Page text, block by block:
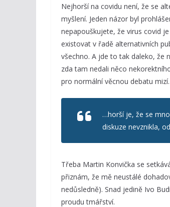
Nejhorší na covidu není, že se
myšlení. Jeden názor byl
nepapouškujete, že virus covid
existovat v řadě alternativních
všechno. A jde to tak daleko, že
zda tam nedali něco
pro normální věcnou debatu mizí.
…horší je, že se
diskuze nevznikla,
Třeba Martin Konvička se
přiznám, že mě neustálé
nedůsledně). Snad jedině Ivo
proudu tmářství.